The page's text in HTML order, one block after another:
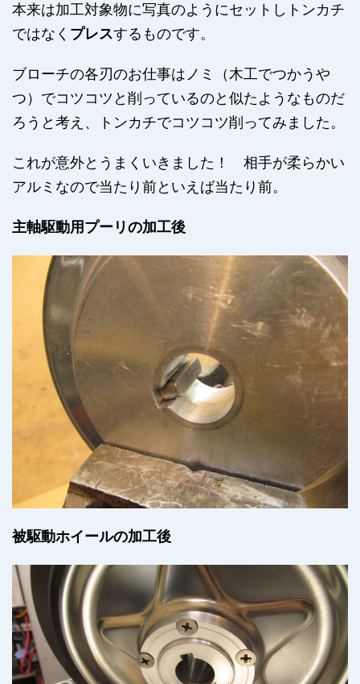
本来は加工対象物に写真のようにセットしトンカチ
ではなく プレスするものです。
ブローチの各刃のお仕事はノミ（木工でつかうや
つ）でコツコツと削っているのと似たようなものだ
ろうと考え、トンカチでコツコツ削ってみました。
これが意外とうまくいきました！ 相手が柔らかい
アルミなので当たり前といえば当たり前。
主軸駆動用プーリの加工後
被駆動ホイールの加工後